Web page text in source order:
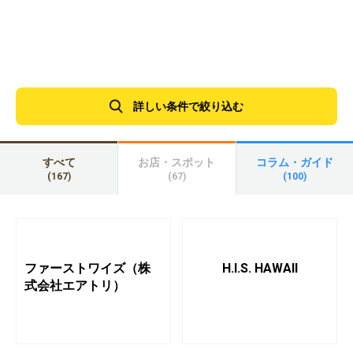
詳しい条件で絞り込む
すべて
(167)
お店・スポット
(67)
コラム・ガイド
(100)
ファーストワイズ（株
式会社エアトリ）
H.I.S. HAWAII